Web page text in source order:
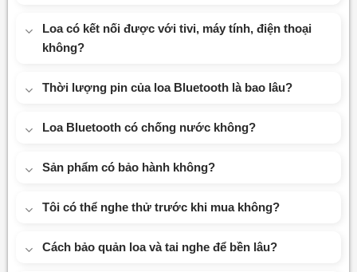
Loa có kết nối được với tivi, máy tính, điện thoại
không?
Thời lượng pin của loa Bluetooth là bao lâu?
Loa Bluetooth có chống nước không?
Sản phẩm có bảo hành không?
Tôi có thể nghe thử trước khi mua không?
Cách bảo quản loa và tai nghe để bền lâu?